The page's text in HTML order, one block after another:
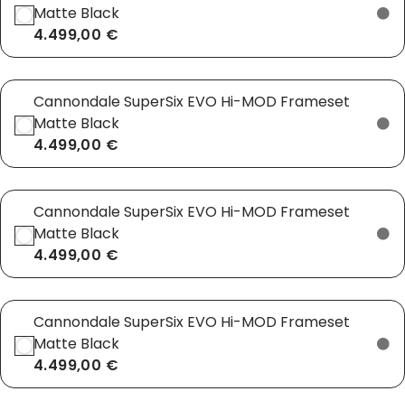
Matte Black
4.499,00 €
Cannondale SuperSix EVO Hi-MOD Frameset
Matte Black
4.499,00 €
Cannondale SuperSix EVO Hi-MOD Frameset
Matte Black
4.499,00 €
Cannondale SuperSix EVO Hi-MOD Frameset
Matte Black
4.499,00 €